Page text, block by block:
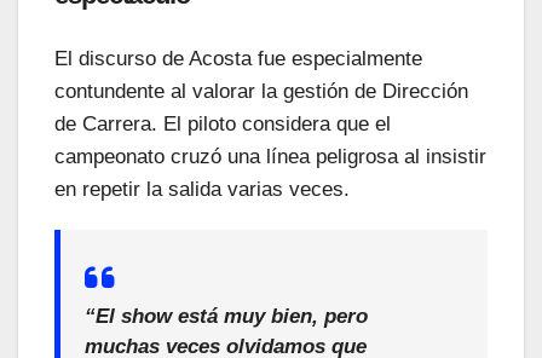
El discurso de Acosta fue especialmente
contundente al valorar la gestión de Dirección
de Carrera. El piloto considera que el
campeonato cruzó una línea peligrosa al insistir
en repetir la salida varias veces.
“El show está muy bien, pero
muchas veces olvidamos que